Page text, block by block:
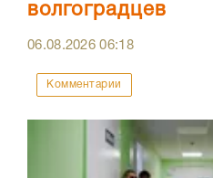
волгоградцев
06.08.202606:18
Комментарии